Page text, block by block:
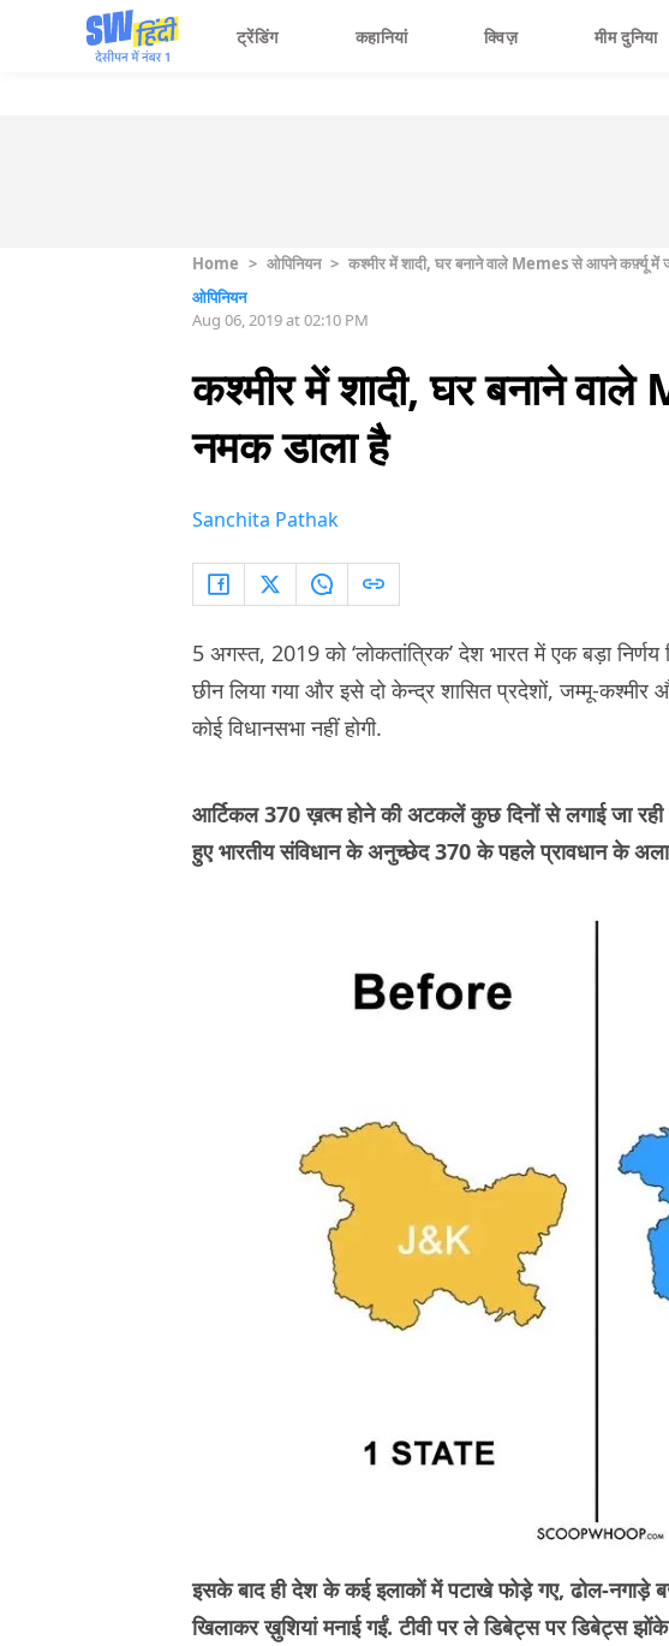
ट्रेंडिंग कहानियां क्विज़ मीम दुनिया
Home > ओपिनियन > कश्मीर में शादी, घर बनाने वाले Memes से आपने कर्फ़्यू में
ओपिनियन
Aug 06, 2019 at 02:10 PM
कश्मीर में शादी, घर बनाने
नमक डाला है
Sanchita Pathak
5 अगस्त, 2019 को ‘लोकतांत्रिक’ देश भारत में एक बड़ा निर्णय
छीन लिया गया और इसे दो केन्द्र शासित प्रदेशों, जम्मू-कश्मीर
कोई विधानसभा नहीं होगी.
आर्टिकल 370 ख़त्म होने की अटकलें कुछ दिनों से लगाई जा रही
हुए भारतीय संविधान के अनुच्छेद 370 के पहले प्रावधान के
इसके बाद ही देश के कई इलाकों में पटाखे फोड़े गए, ढोल-नगाड़े
खिलाकर ख़ुशियां मनाई गईं. टीवी पर ले डिबेट्स पर डिबेट्स